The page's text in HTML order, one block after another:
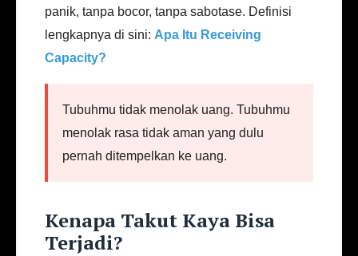
panik, tanpa bocor, tanpa sabotase. Definisi
lengkapnya di sini: Apa Itu Receiving
Capacity?
Tubuhmu tidak menolak uang. Tubuhmu
menolak rasa tidak aman yang dulu
pernah ditempelkan ke uang.
Kenapa Takut Kaya Bisa
Terjadi?